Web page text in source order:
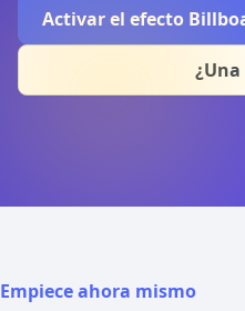
Activar el efecto
Empiece ahora mismo